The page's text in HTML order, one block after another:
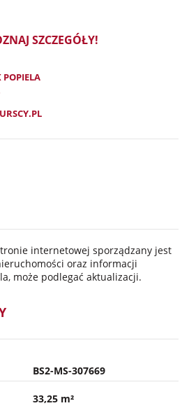
SZCZEGÓŁY!
POPIELA
internetowej sporządzany jest
oraz informacji
może podlegać aktualizacji.
BS2-MS-307669
33,25 m²